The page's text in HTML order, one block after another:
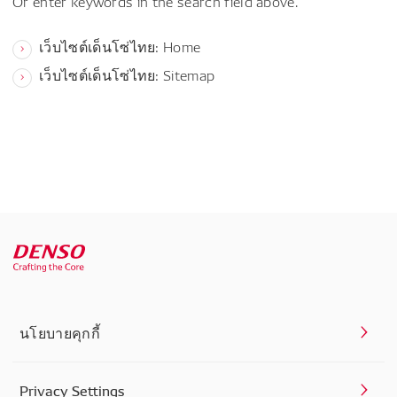
เว็บไซต์เด็นโซ่ไทย: Home
เว็บไซต์เด็นโซ่ไทย: Sitemap
นโยบายคุกกี้
Privacy Settings